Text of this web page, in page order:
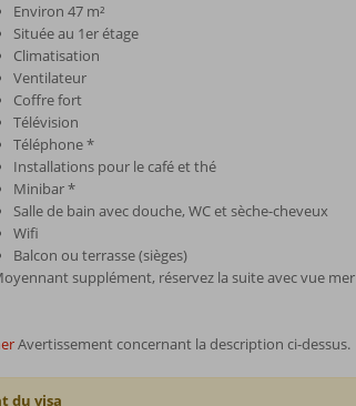
Environ 47 m²
Située au 1er étage
Climatisation
Ventilateur
Coffre fort
Télévision
Téléphone *
Installations pour le café et thé
Minibar *
Salle de bain avec douche, WC et sèche-cheveux
Wifi
Balcon ou terrasse (sièges)
supplément, réservez la suite avec vue mer
Avertissement concernant la description ci-dessus.
du visa